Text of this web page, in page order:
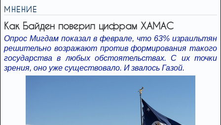
МНЕНИЕ
Как Байден поверил цифрам ХАМАС
Опрос Мигдам показал в феврале, что 63% израильтян
решительно возражают против формирования такого
государства в любых обстоятельствах. С их точки
зрения, оно уже существовало. И звалось Газой.